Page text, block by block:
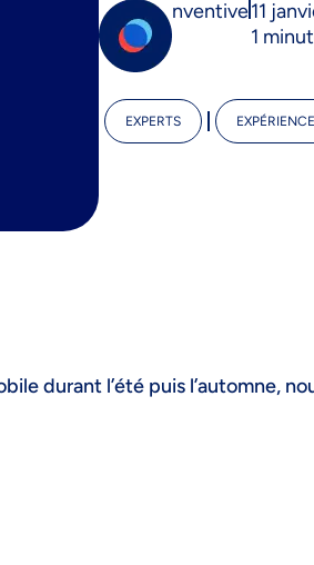
nventive11
1
EXPERTS EXPÉRIENCE
durant l’été puis l’automne,